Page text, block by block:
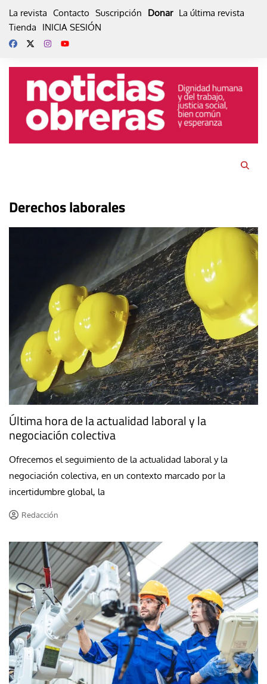
La revista Contacto Suscripción Donar La última revista
Tienda
INICIA SESIÓN
Derechos laborales
Última hora de la actualidad laboral y la
negociación colectiva
Ofrecemos el seguimiento de la actualidad laboral y la
negociación colectiva, en un contexto marcado por la
incertidumbre global, la
Redacción